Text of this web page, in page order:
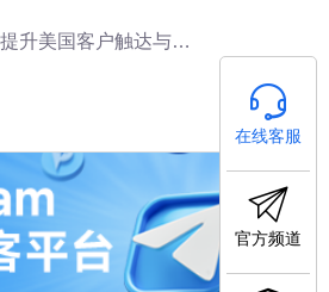
客户触达与回复管理效率
在线客服
官方频道